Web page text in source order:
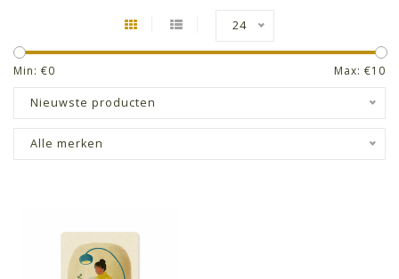
24
Min: €0 Max: €10
Nieuwste producten
Alle merken